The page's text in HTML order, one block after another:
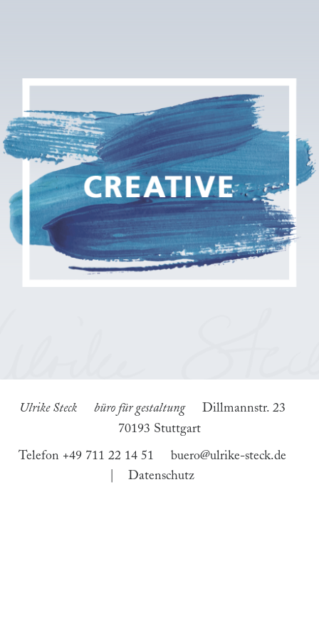
Ulrike Steck büro für gestaltung
Dillmannstr. 23
70193 Stuttgart
Telefon +49 711 22 14 51
buero@ulrike-steck.de
| Datenschutz